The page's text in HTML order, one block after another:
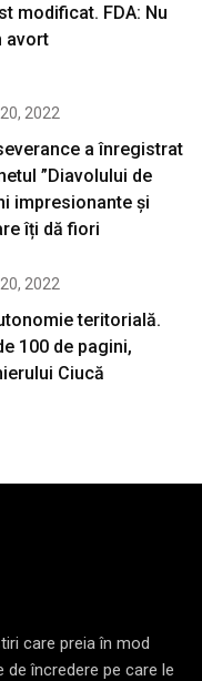
modificat. FDA: Nu
avort
2022
a înregistrat
”Diavolului de
impresionante și
îți dă fiori
2022
teritorială.
100 de pagini,
Ciucă
care preia în mod
încredere pe care le